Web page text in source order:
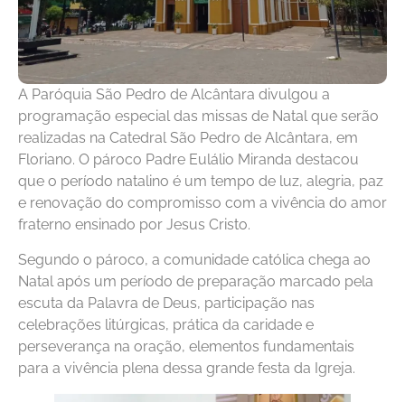
A Paróquia São Pedro de Alcântara divulgou a
programação especial das missas de Natal que serão
realizadas na Catedral São Pedro de Alcântara, em
Floriano. O pároco Padre Eulálio Miranda destacou
que o período natalino é um tempo de luz, alegria, paz
e renovação do compromisso com a vivência do amor
fraterno ensinado por Jesus Cristo.
Segundo o pároco, a comunidade católica chega ao
Natal após um período de preparação marcado pela
escuta da Palavra de Deus, participação nas
celebrações litúrgicas, prática da caridade e
perseverança na oração, elementos fundamentais
para a vivência plena dessa grande festa da Igreja.